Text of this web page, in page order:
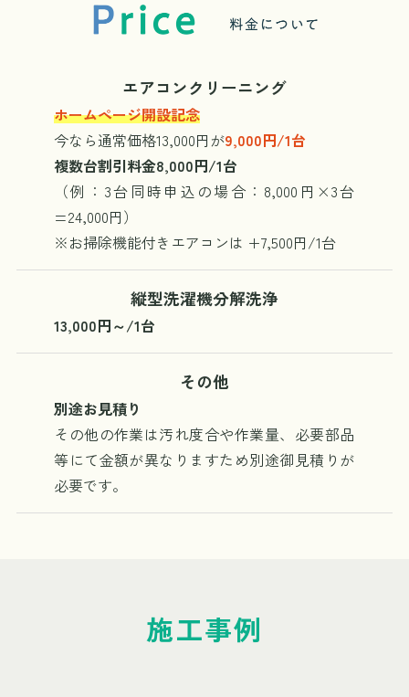
エアコンクリーニング
ホームページ開設記念
今なら通常価格13,000円が9,000円/1台
複数台割引料金8,000円/1台
（例：3台同時申込の場合：8,000円×3台
=24,000円）
※お掃除機能付きエアコンは +7,500円/1台
縦型洗濯機分解洗浄
13,000円～/1台
その他
別途お見積り
その他の作業は汚れ度合や作業量、必要部品
等にて金額が異なりますため別途御見積りが
必要です。
施工事例